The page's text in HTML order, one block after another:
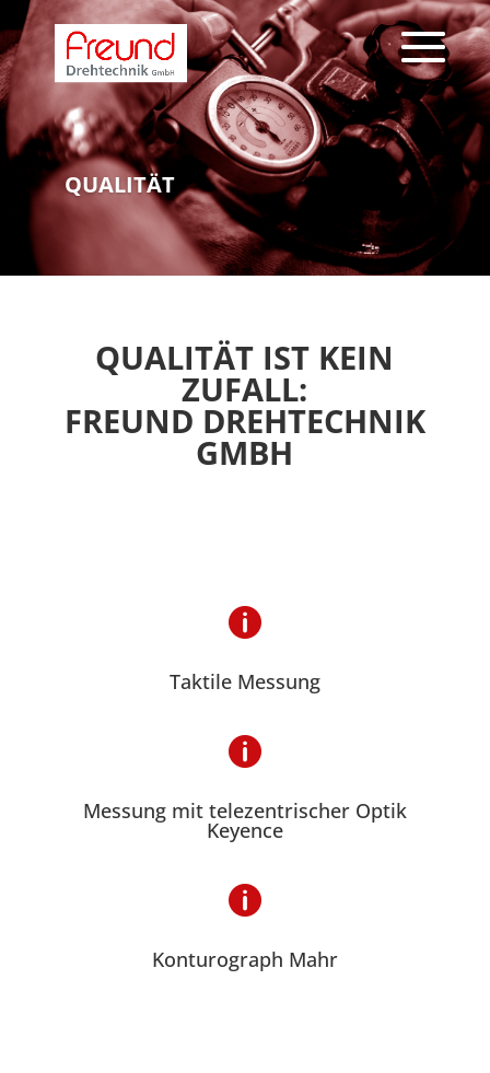
QUALITÄT
QUALITÄT IST KEIN
ZUFALL:
FREUND DREHTECHNIK
GMBH

Taktile Messung

Messung mit telezentrischer Optik
Keyence

Konturograph Mahr